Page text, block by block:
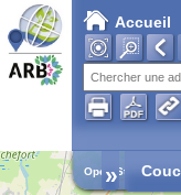
Accueil
Open Street Map
»